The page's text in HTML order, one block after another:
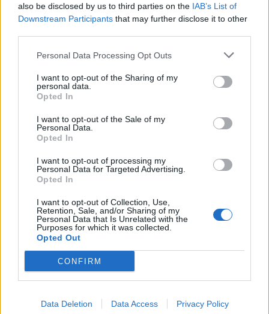
also be disclosed by us to third parties on the IAB’s List of
Downstream Participants that may further disclose it to other
Personal Data Processing Opt Outs
I want to opt-out of the Sharing of my
personal data.
Opted In
I want to opt-out of the Sale of my
Personal Data.
Opted In
I want to opt-out of processing my
Personal Data for Targeted Advertising.
Opted In
I want to opt-out of Collection, Use,
Retention, Sale, and/or Sharing of my
Personal Data that Is Unrelated with the
Purposes for which it was collected.
Opted Out
CONFIRM
Data Deletion Data Access Privacy Policy
Patriot στη Σαουδική
Αραβία: Η στρατηγική της
Αθήνας απέναντι στον
«επιτήδειο ουδέτερο» –
Συμμαχίες με Ισραήλ,
Ιράν: Οι πέντε
όροι που
του Ορμούζ